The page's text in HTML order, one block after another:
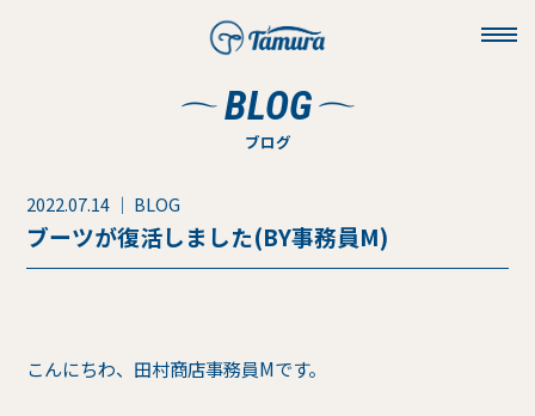
BLOG
ブログ
2022.07.14 ｜ BLOG
ブーツが復活しました(BY事務員M)
こんにちわ、田村商店事務員Mです。